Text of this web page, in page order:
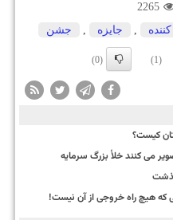
2265
, جایزه , جشن
(1)
(0)
می کنند خلأ بزرگ سرمایه
هیچ راه خروجی از آن نیست!